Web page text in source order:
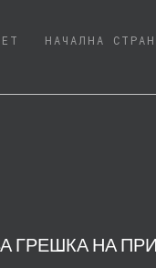
НАЧАЛНА
ГРЕШКА НА